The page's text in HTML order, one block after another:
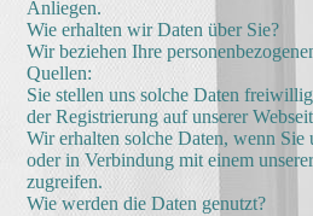
Anliegen.
Wie erhalten wir Daten über Sie?
Wir beziehen Ihre
Quellen:
Sie stellen uns solche Daten
der Registrierung auf unserer
Wir erhalten solche Daten, wenn Sie
oder in Verbindung mit einem
zugreifen.
Wie werden die Daten genutzt?